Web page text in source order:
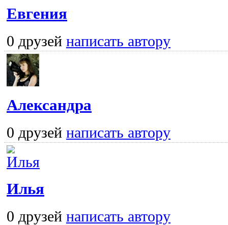
Евгения
0 друзей написать автору
Александра
0 друзей написать автору
Илья
0 друзей написать автору